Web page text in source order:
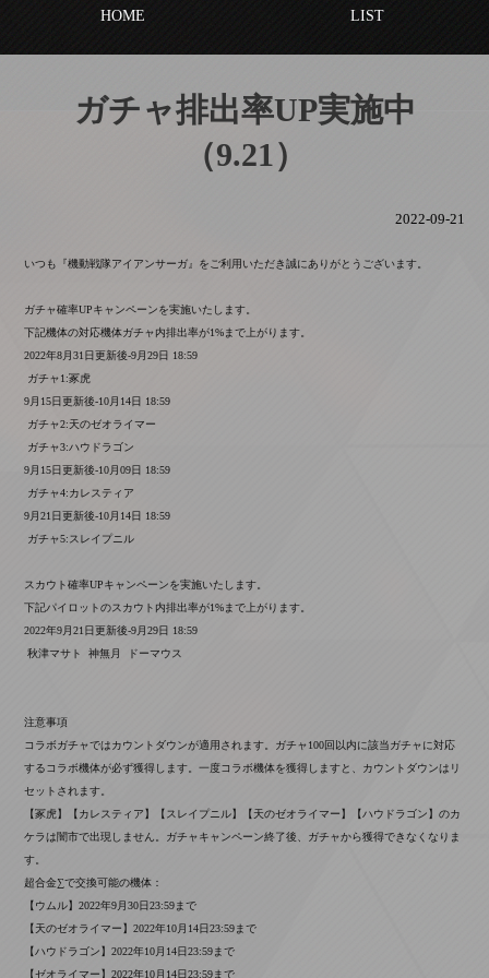
HOME LIST
ガチャ排出率UP実施中
（9.21）
2022-09-21
いつも『機動戦隊アイアンサーガ』をご利用いただき誠にありがとうございます。
ガチャ確率UPキャンペーンを実施いたします。
下記機体の対応機体ガチャ内排出率が1%まで上がります。
2022年8月31日更新後-9月29日 18:59
ガチャ1:冢虎
9月15日更新後-10月14日 18:59
ガチャ2:天のゼオライマー
ガチャ3:ハウドラゴン
9月15日更新後-10月09日 18:59
ガチャ4:カレスティア
9月21日更新後-10月14日 18:59
ガチャ5:スレイプニル
スカウト確率UPキャンペーンを実施いたします。
下記パイロットのスカウト内排出率が1%まで上がります。
2022年9月21日更新後-9月29日 18:59
秋津マサト 神無月 ドーマウス
注意事項
コラボガチャではカウントダウンが適用されます。ガチャ100回以内に該当ガチャに対応
するコラボ機体が必ず獲得します。一度コラボ機体を獲得しますと、カウントダウンはリ
セットされます。
【冢虎】【カレスティア】【スレイプニル】【天のゼオライマー】【ハウドラゴン】のカ
ケラは闇市で出現しません。ガチャキャンペーン終了後、ガチャから獲得できなくなりま
す。
超合金∑で交換可能の機体：
【ウムル】2022年9月30日23:59まで
【天のゼオライマー】2022年10月14日23:59まで
【ハウドラゴン】2022年10月14日23:59まで
【ゼオライマー】2022年10月14日23:59まで